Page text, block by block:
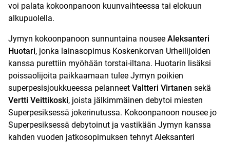
voi palata kokoonpanoon kuunvaihteessa tai elokuun
alkupuolella.
Jymyn kokoonpanoon sunnuntaina nousee Aleksanteri
Huotari, jonka lainasopimus Koskenkorvan Urheilijoiden
kanssa purettiin myöhään torstai-iltana. Huotarin lisäksi
poissaolijoita paikkaamaan tulee Jymyn poikien
superpesisjoukkueessa pelanneet Valtteri Virtanen sekä
Vertti Veittikoski, joista jälkimmäinen debytoi miesten
Superpesiksessä jokerinutussa. Kokoonpanoon nousee jo
Superpesiksessä debytoinut ja vastikään Jymyn kanssa
kahden vuoden jatkosopimuksen tehnyt Aleksanteri